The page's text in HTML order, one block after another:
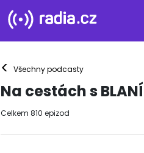
< Všechny podcasty
Na cestách s
Celkem 810 epizod